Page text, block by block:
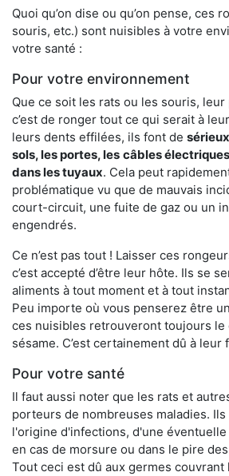
Quoi qu’on dise ou qu’on pense, ces
souris, etc.) sont nuisibles à votre
votre santé :
Pour votre environnement
Que ce soit les rats ou les souris,
c’est de ronger tout ce qui serait à
leurs dents effilées, ils font de
sols, les portes, les câbles
dans les tuyaux. Cela peut
problématique vu que de mauvais
court-circuit, une fuite de gaz ou un
engendrés.
Ce n’est pas tout ! Laisser ces
c’est accepté d’être leur hôte. Ils se
aliments à tout moment et à tout
Peu importe où vous penserez être
ces nuisibles retrouveront toujours le
sésame. C’est certainement dû à leur
Pour votre santé
Il faut aussi noter que les rats et
porteurs de nombreuses maladies.
l'origine d'infections, d'une
en cas de morsure ou dans le pire
Tout ceci est dû aux germes couvrant